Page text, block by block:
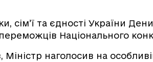
сім’ї та єдності України
Національного
Міністр наголосив на